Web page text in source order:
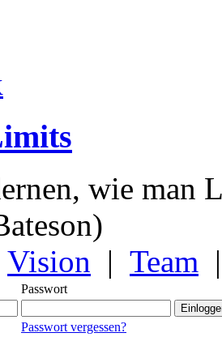
wie man
Vision | Team
Passwort
Passwort vergessen?